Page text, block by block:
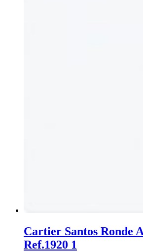
Cartier Santos Ronde
Ref.1920 1